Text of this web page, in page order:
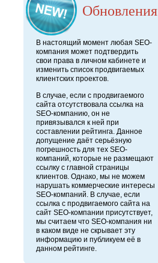
Обновления
В настоящий момент любая SEO-
компания может подтвердить
свои права в личном кабинете и
изменить список продвигаемых
клиентских проектов.
В случае, если с продвигаемого
сайта отсутствовала ссылка на
SEO-компанию, он не
привязывался к ней при
составлении рейтинга. Данное
допущение даёт серьёзную
погрешность для тех SEO-
компаний, которые не размещают
ссылку с главной страницы
клиентов. Однако, мы не можем
нарушать коммерческие интересы
SEO-компаний. В случае, если
ссылка с продвигаемого сайта на
сайт SEO-компании присутствует,
мы считаем что SEO-компания ни
в каком виде не скрывает эту
информацию и публикуем её в
данном рейтинге.